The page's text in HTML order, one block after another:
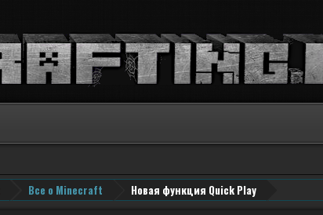
Все о Minecraft Новая функция Quick Play